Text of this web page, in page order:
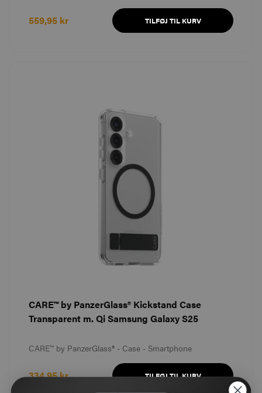
559,95 kr TILFØJ TIL KURV
CARE™ by PanzerGlass® Kickstand Case
Transparent m. Qi Samsung Galaxy S25
CARE™ by PanzerGlass® - Case - Smartphone
334,95 kr TILFØJ TIL KURV